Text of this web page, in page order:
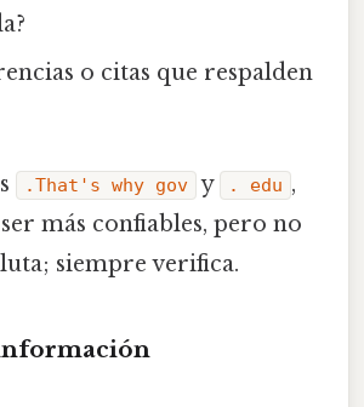
o citas que respalden
.That's why gov y . edu ,
más confiables, pero no
siempre verifica.